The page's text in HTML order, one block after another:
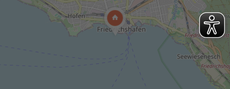
stimmen Sie der Nutzung des Service zu, um
diese Karte anzuzeigen.
Informationen
Akzeptieren
Usercentrics Consent Management Platform